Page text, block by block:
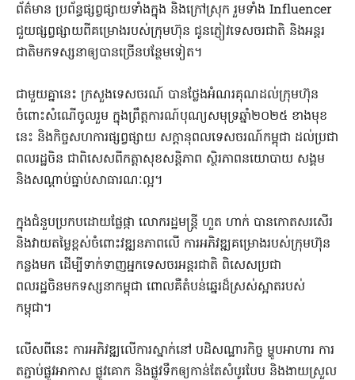
ព័ត៌មាន ប្រព័ន្ធផ្សព្វផ្សាយទាំងក្នុង និងក្រៅស្រុក រួមទាំង Influencer
ជួយផ្សព្វផ្សាយពីគម្រោងរបស់ក្រុមហ៊ុន ជូនភ្ញៀវទេសចរជាតិ និងអន្តរ
ជាតិមកទស្សនាឲ្យបានច្រើនបន្ថែមទៀត។
ជាមួយគ្នានេះ ក្រសួងទេសចរណ៍ បានថ្លែងអំណរគុណដល់ក្រុមហ៊ុន
ចំពោះសំណើចូលរួម ក្នុងព្រឹត្តការណ៍បុណ្យសមុទ្រឆ្នាំ២០២៥ ខាងមុខ
នេះ និងកិច្ចសហការផ្សព្វផ្សាយ សក្តានុពលទេសចរណ៍កម្ពុជា ដល់ប្រជា
ពលរដ្ឋចិន ជាពិសេសពីកត្តាសុខសន្តិភាព ស្ថិរភាពនយោ​បាយ សង្គម
និងសណ្តាប់ធ្នាប់សាធារណៈល្អ។
ក្នុងជំនួបប្រកបដោយផ្លែផ្កា លោករដ្ឋមន្ត្រី ហួត ហាក់ បានកោតសរសើរ
និងវាយតម្លៃខ្ពស់ចំពោះវឌ្ឍនភាពលើ ការអភិវឌ្ឍគម្រោងរបស់ក្រុមហ៊ុន
កន្លងមក ដើម្បីទាក់ទាញអ្នកទេសចរអន្តរជាតិ ពិសេសប្រជា
ពលរដ្ឋចិនមកទស្សនាកម្ពុជា ពោលគឺតំបន់ឆ្នេរដ៏ស្រស់ស្អាតរបស់
កម្ពុជា។
លើសពីនេះ ការអភិវឌ្ឍលើការស្នាក់នៅ បដិសណ្ឋារកិច្ច ម្ហូបអាហារ ការ
តភ្ជាប់ផ្លូវអាកាស ផ្លូវគោក និងផ្លូវទឹកឲ្យកាន់តែសំបូរបែប និងងាយស្រួល